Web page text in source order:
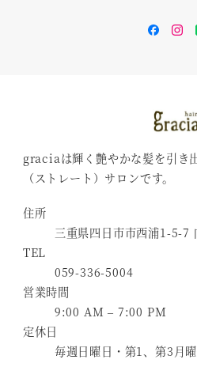
graciaは輝く艶やかな髪を引き
（ストレート）サロンです。
住所
三重県四日市市西浦1-5-7
TEL
059-336-5004
営業時間
9:00 AM – 7:00 PM
定休日
毎週日曜日・第1、第3月